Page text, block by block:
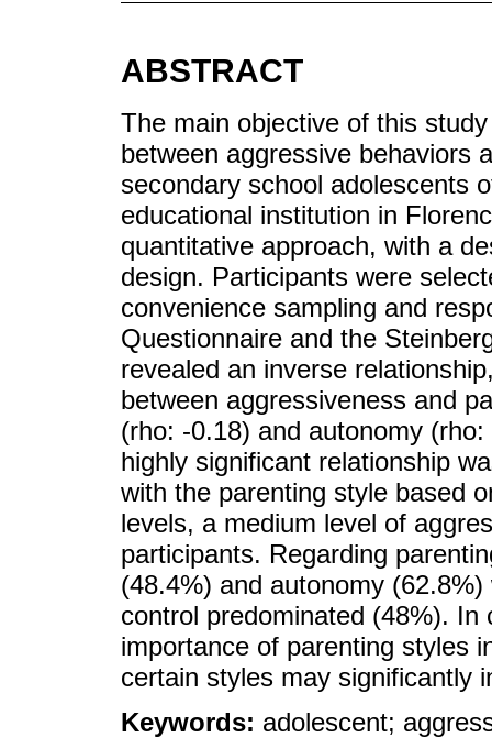
ABSTRACT
The main objective of this
between aggressive behaviors
secondary school adolescents
educational institution in
quantitative approach, with a
design. Participants were
convenience sampling and
Questionnaire and the
revealed an inverse
between aggressiveness and
(rho: -0.18) and autonomy
highly significant relationship
with the parenting style based
levels, a medium level of
participants. Regarding
(48.4%) and autonomy
control predominated (48%).
importance of parenting styles
certain styles may significantly
Keywords: adolescent;